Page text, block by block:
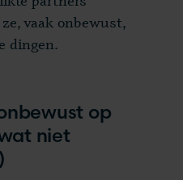
vaak onbewust,
dingen.
op
niet